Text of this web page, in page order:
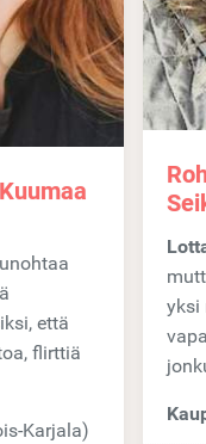
että
flirttiä
Karjala)
yksi